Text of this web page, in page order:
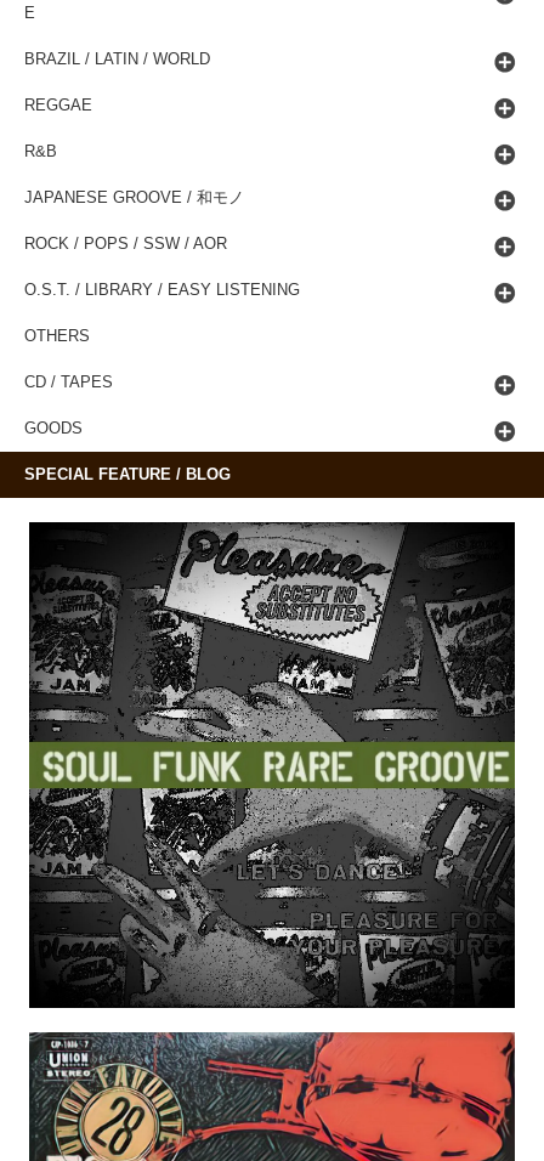
E
BRAZIL / LATIN / WORLD
REGGAE
R&B
JAPANESE GROOVE / 和モノ
ROCK / POPS / SSW / AOR
O.S.T. / LIBRARY / EASY LISTENING
OTHERS
CD / TAPES
GOODS
SPECIAL FEATURE / BLOG